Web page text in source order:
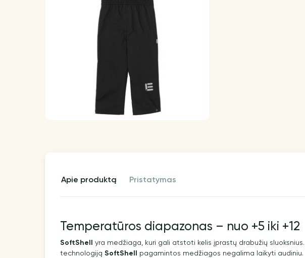
apie produktą pristatymas
Temperatūros diapazonas – nuo +5 iki +12
SoftShell yra medžiaga, kuri gali atstoti kelis įprastų drabužių sluoksnius.
technologiją SoftShell pagamintos medžiagos negalima laikyti audiniu.